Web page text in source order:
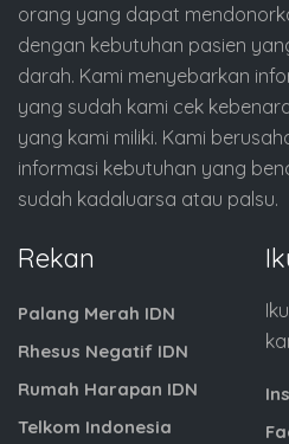
orang yang dapat
dengan kebutuhan pasien
darah. Kami menyebarkan
yang sudah kami cek
yang kami miliki. Kami
informasi kebutuhan yang
sudah kadaluarsa atau palsu.
Rekan
Palang Merah IDN
Rhesus Negatif IDN
Rumah Harapan IDN
Telkom Indonesia